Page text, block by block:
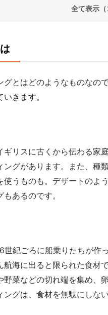
全て表示（
グとはどのようなものなの
きます。
ギリスに古くから伝わる家
ングがあります。また、種
使うものも。デザートのよ
あるのです。
世紀ごろに船乗りたちが作
航海に出ると限られた食材
野菜などの切れ端を集め、
ングは、食材を無駄にしな